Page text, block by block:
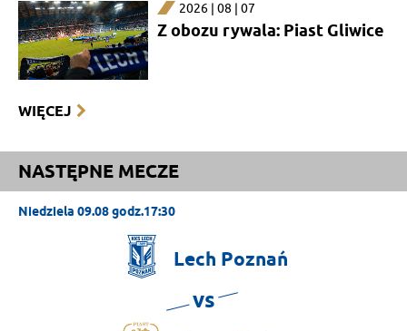
2026 | 08 | 07
Z obozu rywala: Piast Gliwice
WIĘCEJ
NASTĘPNE MECZE
Niedziela 09.08 godz.17:30
Lech Poznań
vs